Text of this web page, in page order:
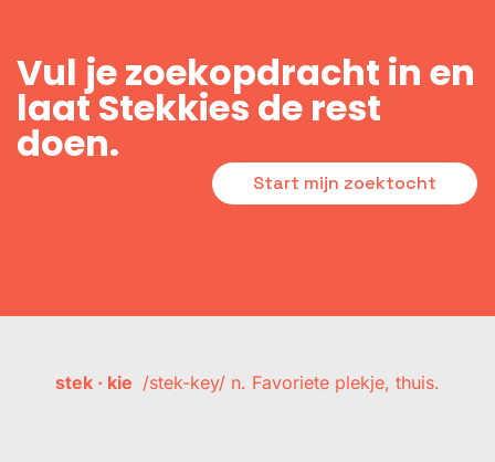
Vul je zoekopdracht in en
laat Stekkies de rest
doen.
Start mijn zoektocht
stek · kie /stek-key/ n. Favoriete plekje, thuis.